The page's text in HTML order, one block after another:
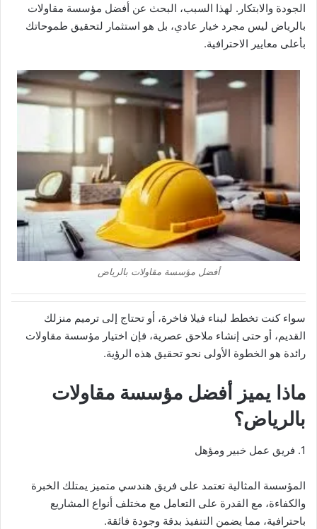
الجودة والابتكار. لهذا السبب، البحث عن أفضل مؤسسة مقاولات
بالرياض ليس مجرد خيار عادي، بل هو استثمار لتحقيق طموحاتك
بأعلى معايير الاحترافية.
أفضل مؤسسة مقاولات بالرياض
سواء كنت تخطط لبناء فيلا فاخرة، أو تحتاج إلى ترميم منزلك
القديم، أو حتى إنشاء ملاحق عصرية، فإن اختيار مؤسسة مقاولات
رائدة هو الخطوة الأولى نحو تحقيق هذه الرؤية.
ماذا يميز أفضل مؤسسة مقاولات
بالرياض؟
1. فريق عمل خبير ومؤهل
المؤسسة المثالية تعتمد على فريق هندسي متميز يمتلك الخبرة
والكفاءة، مع القدرة على التعامل مع مختلف أنواع المشاريع
باحترافية، مما يضمن التنفيذ بدقة وجودة فائقة.